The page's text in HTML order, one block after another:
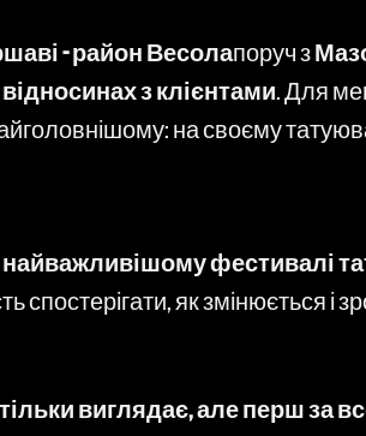
- район Весолапоруч з
з клієнтами. Для
на своєму
- найважливішому фестивалі
як змінюється і
виглядає, але перш за